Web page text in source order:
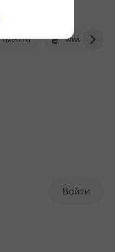
dzen.ru
Войти